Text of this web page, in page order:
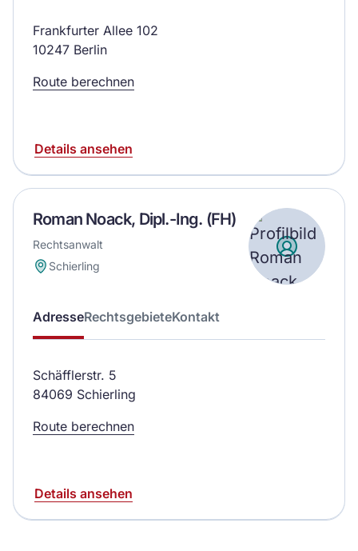
Frankfurter Allee 102
10247 Berlin
Route berechnen
Details ansehen
Roman Noack, Dipl.-Ing. (FH)
Rechtsanwalt
Schierling
AdresseRechtsgebieteKontakt
Schäfflerstr. 5
84069 Schierling
Route berechnen
Details ansehen